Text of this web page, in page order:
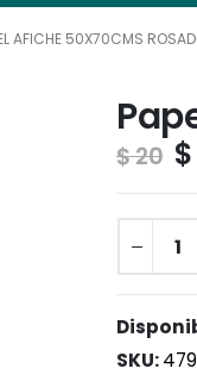
AFICHE 50X70CMS
$20 $
SKU: